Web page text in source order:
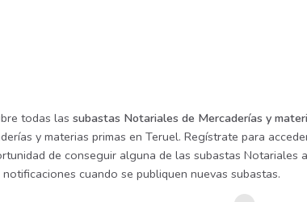
todas las subastas Notariales de Mercaderías y
y materias primas en Teruel. Regístrate para
de conseguir alguna de las subastas Notariales
notificaciones cuando se publiquen nuevas subastas.